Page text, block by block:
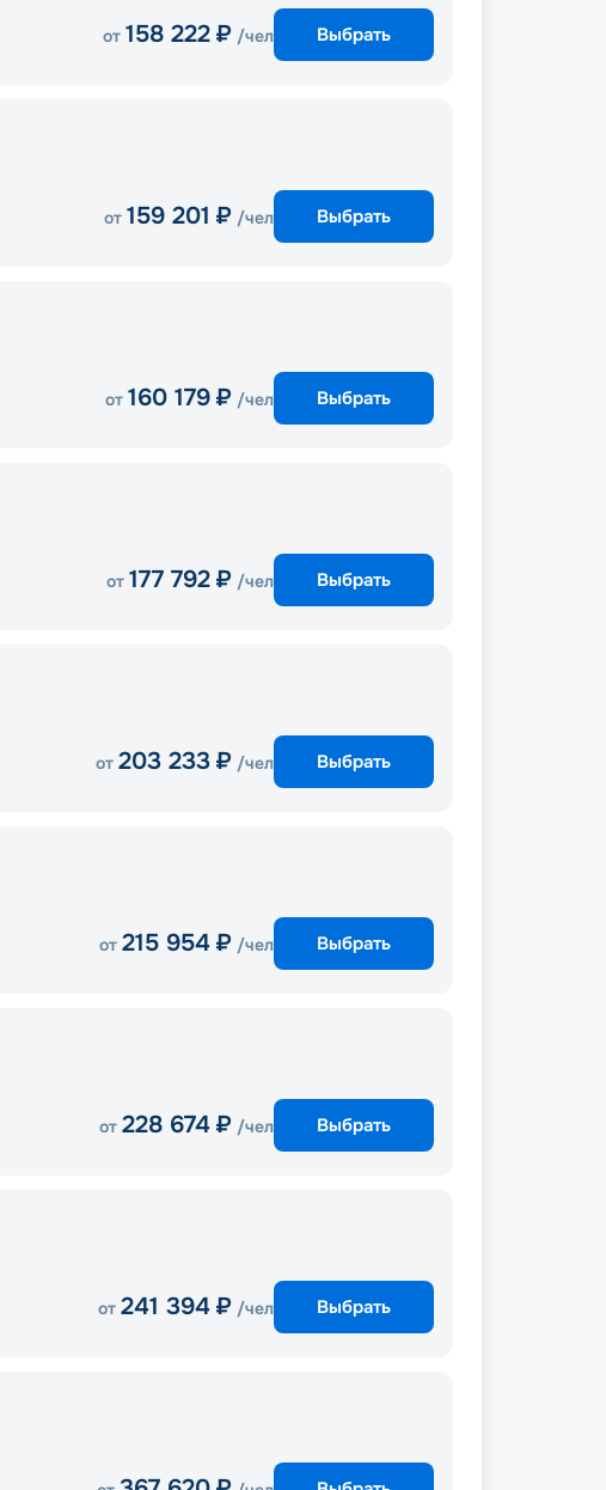
от 158 222 ₽ /чел Выбрать
от 159 201 ₽ /чел Выбрать
от 160 179 ₽ /чел Выбрать
от 177 792 ₽ /чел Выбрать
от 203 233 ₽ /чел Выбрать
от 215 954 ₽ /чел Выбрать
от 228 674 ₽ /чел Выбрать
от 241 394 ₽ /чел Выбрать